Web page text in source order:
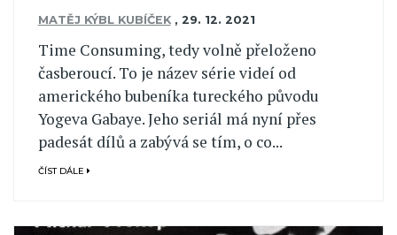
MATĚJ KÝBL KUBÍČEK , 29. 12. 2021
Time Consuming, tedy volně přeloženo
časberoucí. To je název série videí od
amerického bubeníka tureckého původu
Yogeva Gabaye. Jeho seriál má nyní přes
padesát dílů a zabývá se tím, o co...
ČÍST DÁLE